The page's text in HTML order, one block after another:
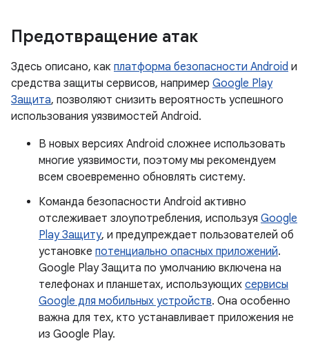
Предотвращение атак
Здесь описано, как платформа безопасности Android и
средства защиты сервисов, например Google Play
Защита, позволяют снизить вероятность успешного
использования уязвимостей Android.
В новых версиях Android сложнее использовать
многие уязвимости, поэтому мы рекомендуем
всем своевременно обновлять систему.
Команда безопасности Android активно
отслеживает злоупотребления, используя Google
Play Защиту, и предупреждает пользователей об
установке потенциально опасных приложений.
Google Play Защита по умолчанию включена на
телефонах и планшетах, использующих сервисы
Google для мобильных устройств. Она особенно
важна для тех, кто устанавливает приложения не
из Google Play.